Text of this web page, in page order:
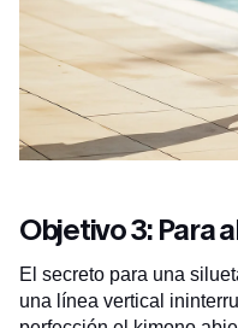
Objetivo 3: Para
El secreto para una
una línea vertical